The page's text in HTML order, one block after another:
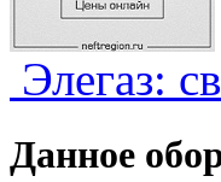
Элегаз:
Данное